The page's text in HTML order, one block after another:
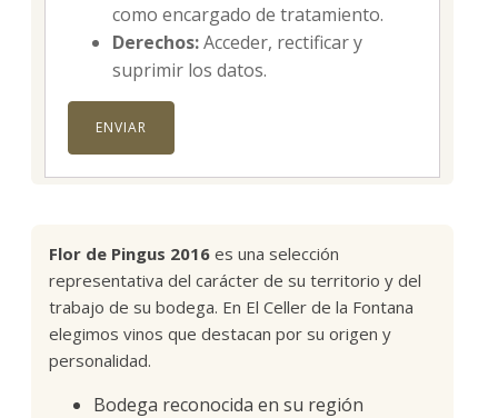
Flor de Pingus 2016 es una selección
representativa del carácter de su territorio y del
trabajo de su bodega. En El Celler de la Fontana
elegimos vinos que destacan por su origen y
personalidad.
Bodega reconocida en su región
como encargado de tratamiento.
Derechos:Acceder, rectificar y
suprimir los datos.